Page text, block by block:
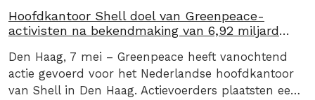
Hoofdkantoor Shell doel van Greenpeace-
activisten na bekendmaking van 6,92 miljard
Den Haag, 7 mei – Greenpeace heeft vanochtend
actie gevoerd voor het Nederlandse hoofdkantoor
van Shell in Den Haag. Actievoerders plaatsten een